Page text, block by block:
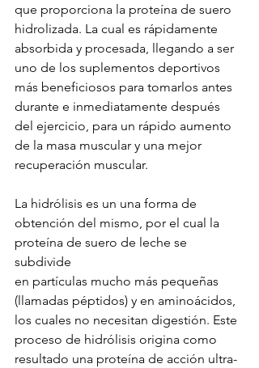
que proporciona la proteína de suero
hidrolizada. La cual es rápidamente
absorbida y procesada, llegando a ser
uno de los suplementos deportivos
más beneficiosos para tomarlos antes
durante e inmediatamente después
del ejercicio, para un rápido aumento
de la masa muscular y una mejor
recuperación muscular.
La hidrólisis es un una forma de
obtención del mismo, por el cual la
proteína de suero de leche se
subdivide
en partículas mucho más pequeñas
(llamadas péptidos) y en aminoácidos,
los cuales no necesitan digestión. Este
proceso de hidrólisis origina como
resultado una proteína de acción ultra-